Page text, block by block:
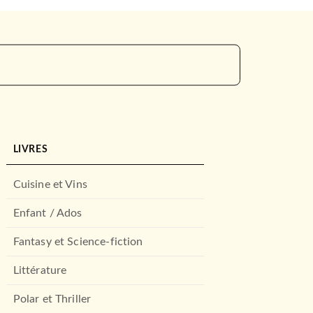
LIVRES
Cuisine et Vins
Enfant / Ados
Fantasy et Science-fiction
Littérature
Polar et Thriller